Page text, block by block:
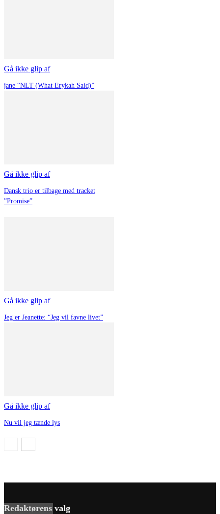
Gå ikke glip af
jane “NLT (What Erykah Said)”
Gå ikke glip af
Dansk trio er tilbage med tracket
”Promise”
Gå ikke glip af
Jeg er Jeanette: “Jeg vil favne livet”
Gå ikke glip af
Nu vil jeg tænde lys
Redaktørens valg